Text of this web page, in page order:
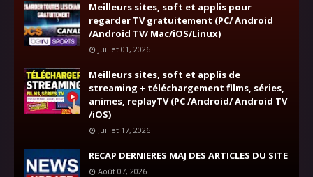
Meilleurs sites, soft et applis pour
regarder TV gratuitement (PC/ Android
/Android TV/ Mac/iOS/Linux)
Juillet 01, 2026
Meilleurs sites, soft et applis de
streaming + téléchargement films, séries,
animes, replayTV (PC /Android/ Android TV
/iOS)
Juillet 17, 2026
RECAP DERNIERES MAJ DES ARTICLES DU SITE
Août 07, 2026